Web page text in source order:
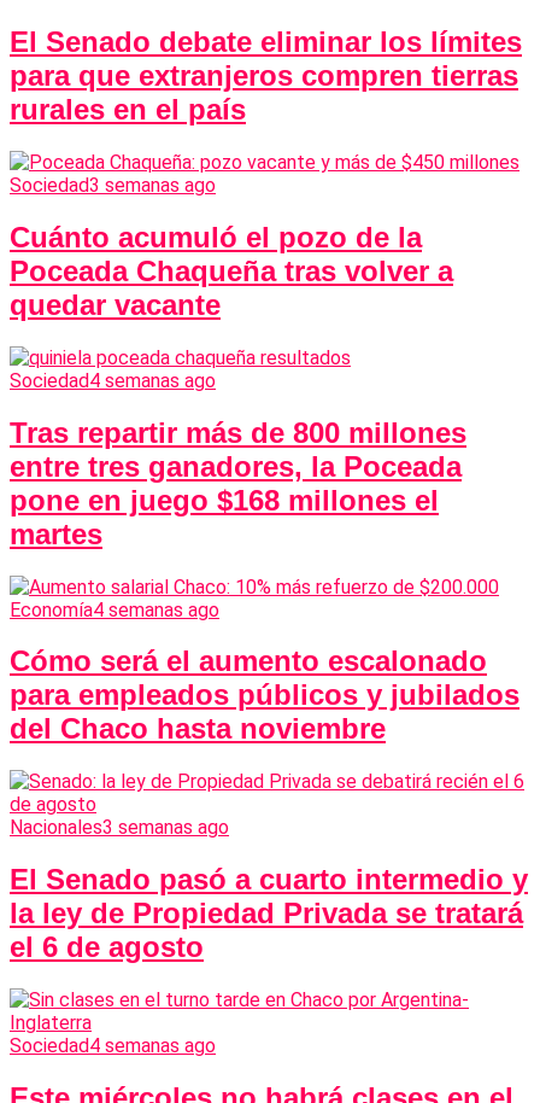
El Senado debate eliminar los límites
para que extranjeros compren tierras
rurales en el país
Sociedad3 semanas ago
Cuánto acumuló el pozo de la
Poceada Chaqueña tras volver a
quedar vacante
Sociedad4 semanas ago
Tras repartir más de 800 millones
entre tres ganadores, la Poceada
pone en juego $168 millones el
martes
Economía4 semanas ago
Cómo será el aumento escalonado
para empleados públicos y jubilados
del Chaco hasta noviembre
Nacionales3 semanas ago
El Senado pasó a cuarto intermedio y
la ley de Propiedad Privada se tratará
el 6 de agosto
Sociedad4 semanas ago